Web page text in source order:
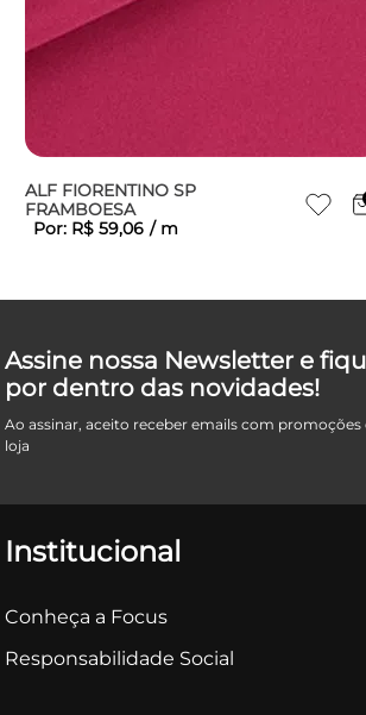
ALF FIORENTINO SP
FRAMBOESA
Por: R$ 59,06 / m
Assine nossa Newsletter e
por dentro das novidades!
Ao assinar, aceito receber emails com promoções
loja
Institucional
Conheça a Focus
Responsabilidade Social